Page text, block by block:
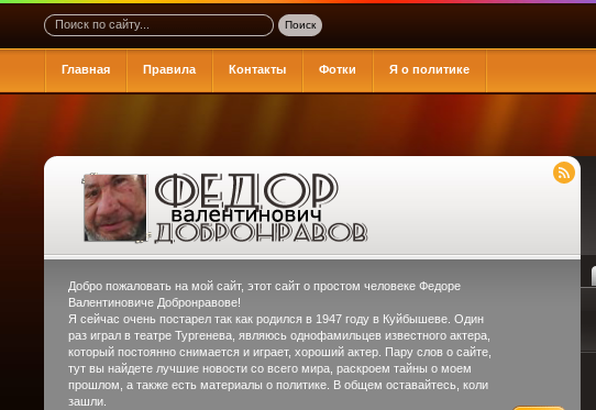
Главная Правила Контакты Фотки Я о политике
Добро пожаловать на мой сайт, этот сайт о простом человекеФедоре
Валентиновиче Добронравове!
Я сейчас очень постарел так как родился в 1947 году в Куйбышеве. Один
раз играл в театре Тургенева, являюсь однофамильцев известного актера,
который постоянно снимается и играет, хороший актер. Пару слов о сайте,
тут вы найдете лучшие новости со всего мира, раскроем тайны о моем
прошлом, а также есть материалы о политике. В общем оставайтесь, коли
зашли.